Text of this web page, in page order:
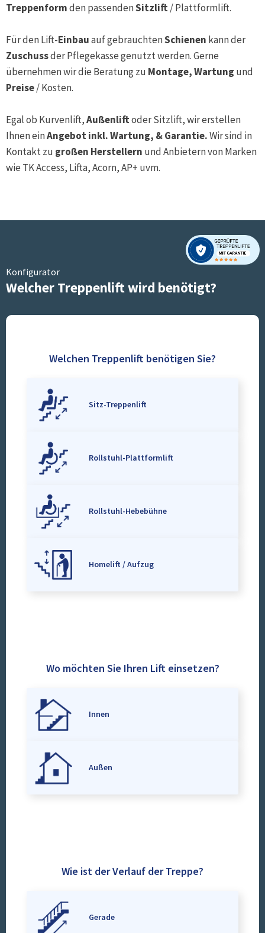
Treppenformden passendenSitzlift/ Plattformlift.
Für den Lift-Einbauauf gebrauchtenSchienen kann der
Zuschussder Pflegekasse genutzt werden. Gerne
übernehmen wir die Beratung zu Montage, Wartung und
Preise/ Kosten.
Egal ob Kurvenlift,Außenliftoder Sitzlift, wir erstellen
Ihnen einAngebot inkl. Wartung, & Garantie.Wir sind in
Kontakt zu großen Herstellern und Anbietern von Marken
wie TK Access, Lifta, Acorn, AP+ uvm.
Konfigurator
Welcher Treppenlift wird benötigt?
Welchen Treppenlift benötigen Sie?
Sitz-Treppenlift
Rollstuhl-Plattformlift
Rollstuhl-Hebebühne
Homelift / Aufzug
Wo möchten Sie Ihren Lift einsetzen?
Innen
Außen
Wie ist der Verlauf der Treppe?
Gerade